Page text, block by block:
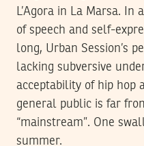
L’Agora in La Marsa.
of speech and self-
long, Urban Session’s
lacking subversive
acceptability of hip hop
general public is far
“mainstream”. One
summer.